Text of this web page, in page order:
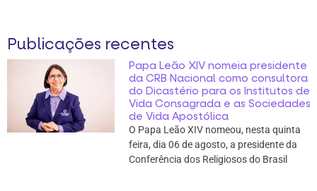
Publicações recentes
Papa Leão XIV nomeia presidente
da CRB Nacional como consultora
do Dicastério para os Institutos de
Vida Consagrada e as Sociedades
de Vida Apostólica
O Papa Leão XIV nomeou, nesta quinta
feira, dia 06 de agosto, a presidente da
Conferência dos Religiosos do Brasil